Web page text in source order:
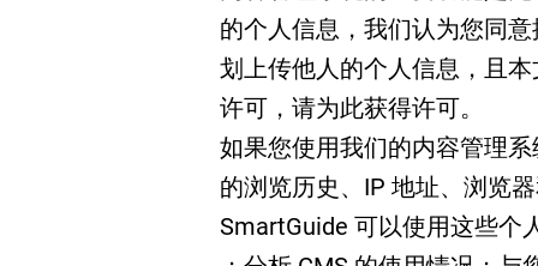
的个人信息，我们认为您同
划上传他人的个人信息，且
许可，请为此获得许可。
如果您使用我们的内容管理
的浏览历史、IP 地址、浏览
SmartGuide 可以使用这些个